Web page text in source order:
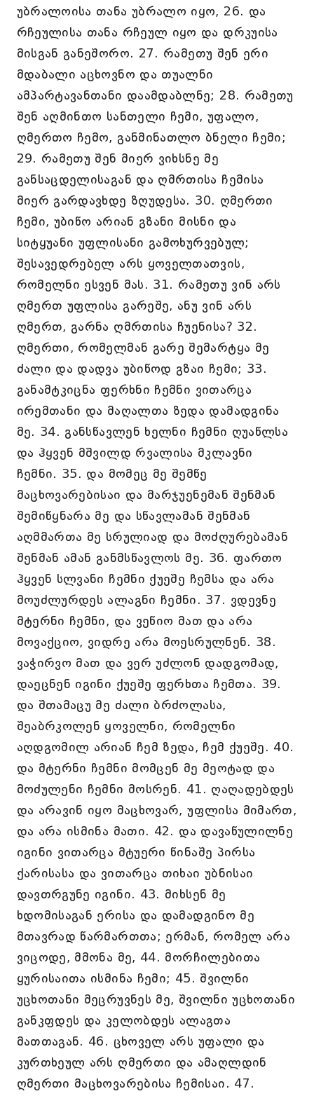
უბრალოისა თანა უბრალო იყო, 26. და
რჩეულისა თანა რჩეულ იყო და დრკუისა
მისგან განეშორო. 27. რამეთუ შენ ერი
მდაბალი აცხოვნო და თუალნი
ამპარტავანთანი დაამდაბლნე; 28. რამეთუ
შენ აღმინთო სანთელი ჩემი, უფალო,
ღმერთო ჩემო, განმინათლო ბნელი ჩემი;
29. რამეთუ შენ მიერ ვიხსნე მე
განსაცდელისაგან და ღმრთისა ჩემისა
მიერ გარდავხდე ზღუდესა. 30. ღმერთი
ჩემი, უბიწო არიან გზანი მისნი და
სიტყუანი უფლისანი გამოხურვებულ;
შესავედრებელ არს ყოველთათვის,
რომელნი ესვენ მას. 31. რამეთუ ვინ არს
ღმერთ უფლისა გარეშე, ანუ ვინ არს
ღმერთ, გარნა ღმრთისა ჩუენისა? 32.
ღმერთი, რომელმან გარე შემარტყა მე
ძალი და დადვა უბიწოდ გზაი ჩემი; 33.
განამტკიცნა ფერხნი ჩემნი ვითარცა
ირემთანი და მაღალთა ზედა დამადგინა
მე. 34. განსწავლენ ხელნი ჩემნი ღუაწლსა
და ჰყვენ მშვილდ რვალისა მკლავნი
ჩემნი. 35. და მომეც მე შემწე
მაცხოვარებისაი და მარჯუენემან შენმან
შემიწყნარა მე და სწავლამან შენმან
აღმმართა მე სრულიად და მოძღურებამან
შენმან ამან განმსწავლოს მე. 36. ფართო
ჰყვენ სლვანი ჩემნი ქუეშე ჩემსა და არა
მოუძლურდეს ალაგნი ჩემნი. 37. ვდევნე
მტერნი ჩემნი, და ვეწიო მათ და არა
მოვაქციო, ვიდრე არა მოესრულნენ. 38.
ვაჭირვო მათ და ვერ უძლონ დადგომად,
დაეცნენ იგინი ქუეშე ფერხთა ჩემთა. 39.
და შთამაცუ მე ძალი ბრძოლასა,
შეაბრკოლენ ყოველნი, რომელნი
აღდგომილ არიან ჩემ ზედა, ჩემ ქუეშე. 40.
და მტერნი ჩემნი მომცენ მე მეოტად და
მოძულენი ჩემნი მოსრენ. 41. ღაღადებდეს
და არავინ იყო მაცხოვარ, უფლისა მიმართ,
და არა ისმინა მათი. 42. და დავაწულილნე
იგინი ვითარცა მტუერი წინაშე პირსა
ქარისასა და ვითარცა თიხაი უბნისაი
დავთრგუნე იგინი. 43. მიხსენ მე
ხდომისაგან ერისა და დამადგინო მე
მთავრად წარმართთა; ერმან, რომელ არა
ვიცოდე, მმონა მე, 44. მორჩილებითა
ყურისაითა ისმინა ჩემი; 45. შვილნი
უცხოთანი მეცრუვნეს მე, შვილნი უცხოთანი
განკფდეს და კელობდეს ალაგთა
მათთაგან. 46. ცხოველ არს უფალი და
კურთხეულ არს ღმერთი და ამაღლდინ
ღმერთი მაცხოვარებისა ჩემისაი. 47.